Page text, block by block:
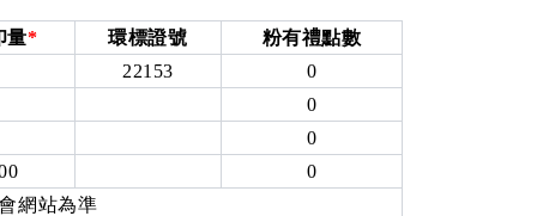
量* 環標證號
粉有禮點數
22153
0
0
0
0
網站為準